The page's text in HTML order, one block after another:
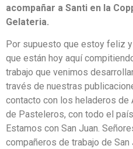
acompañar a Santi en la
Gelateria.
Por supuesto que estoy feliz
que están hoy aquí
trabajo que venimos
través de nuestras
contacto con los heladeros de
de Pasteleros, con todo el
Estamos con San Juan.
compañeros de trabajo de